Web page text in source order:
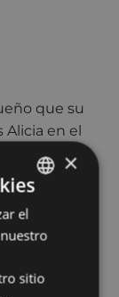
que su
Alicia en el
la mejor
con
el mundo
no se
o se
BASQUE
SPANISH
×
el
sitio